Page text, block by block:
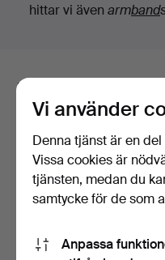
hittar vi även armband
Här är föremål
matchar din
Visa alla föremål
Vi använder
Denna tjänst är en
Vissa cookies är
tjänsten, medan du
samtycke för de som
Anpassa